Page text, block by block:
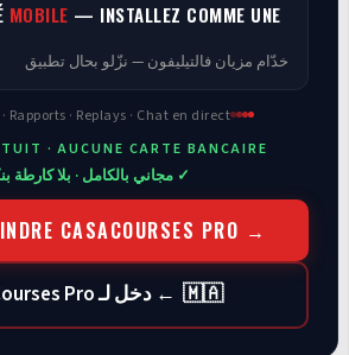
MOBILE — INSTALLEZ COMME UNE
خدّام مزيان فالتيليفون — نزّلو بحال تطبيق
Rapports · Replays · Chat en direct
· AUCUNE CARTE BANCAIRE
✓ مجاني بالكامل · بلا كارطة
CASACOURSES PRO →
🇲🇦 ← دخل لـ CasaCourses Pro